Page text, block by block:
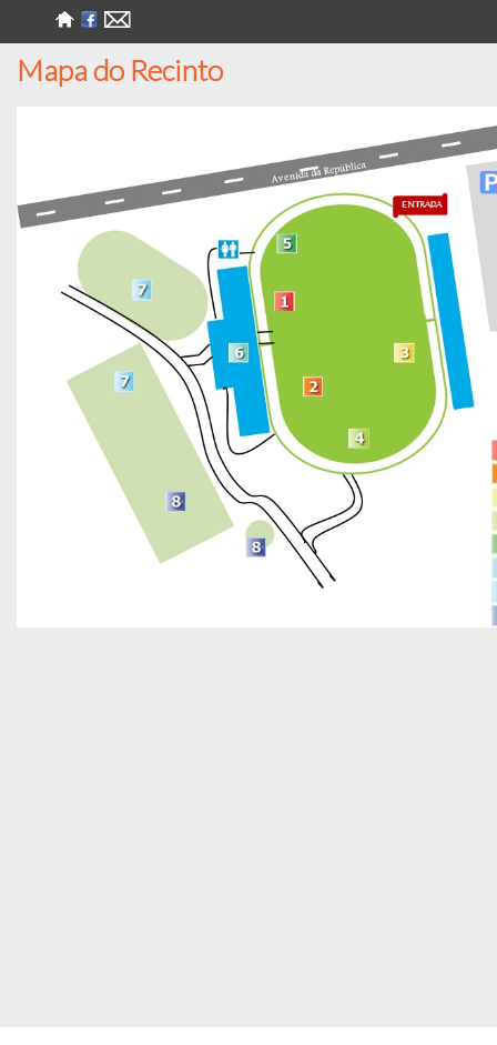
Mapa do Recinto